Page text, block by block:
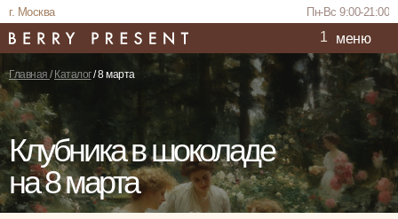
меню
г. Москва Пн-Вс 9:00-21:00
Пн-Вс 9:00-21:00
1
Клубника в шоколаде
на 8 марта
Главная / Каталог/8 марта